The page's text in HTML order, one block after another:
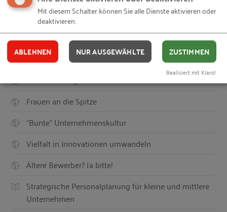
Auch interessant
Lettische Pflegekräfte
Frauen an die Spitze
“Bunte” Unternehmenskultur
Vielfalt in Innovationen umwandeln
Ältere Bewerber? Ja bitte!
Strategische Personalplanung für kleine und mittlere
Unternehmen
Mit diesem Schalter können Sie alle Dienste aktivieren oder
deaktivieren.
ABLEHNEN NUR AUSGEWÄHLTE ZUSTIMMEN
Realisiert mit Klaro!